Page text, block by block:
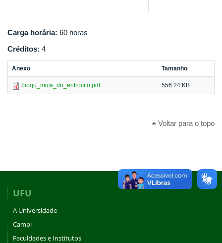
Carga horária: 60 horas
Créditos: 4
Anexo Tamanho
bioqu_mica_do_eritrocito.pdf 556.24 KB
Voltar para o topo
UFU
A Universidade
Campi
Faculdades e Institutos